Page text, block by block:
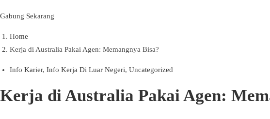
Gabung Sekarang
Home
Kerja di Australia Pakai Agen: Memangnya Bisa?
Info Karier, Info Kerja Di Luar Negeri, Uncategorized
Kerja di Australia Pakai Agen: